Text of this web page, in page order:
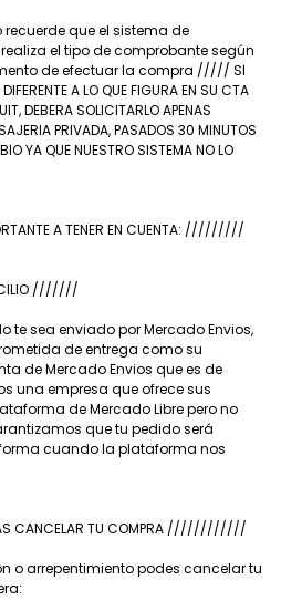
que el sistema de
el tipo de comprobante según
de efectuar la compra ///// SI
A LO QUE FIGURA EN SU CTA
DEBERA SOLICITARLO APENAS
PRIVADA, PASADOS 30 MINUTOS
YA QUE NUESTRO SISTEMA NO LO
A TENER EN CUENTA: /////////
///////
te sea enviado por Mercado Envios,
de entrega como su
de Mercado Envios que es de
una empresa que ofrece sus
de Mercado Libre pero no
que tu pedido será
cuando la plataforma nos
TU COMPRA ////////////
o arrepentimiento podes cancelar tu